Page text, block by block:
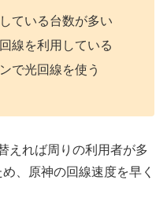
ている台数が多い
線を利用している
で光回線を使う
えれば周りの利用者が多
、原神の回線速度を早く